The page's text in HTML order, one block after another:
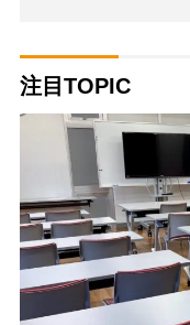
注目TOPIC